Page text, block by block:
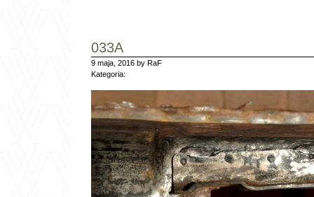
033A
9 maja, 2016 by RaF
Kategoria: